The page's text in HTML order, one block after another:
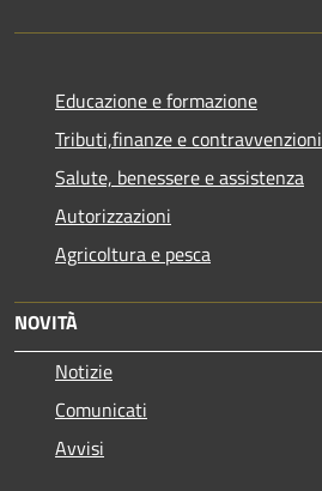
Educazione e formazione
Tributi,finanze e contravvenzioni
Salute, benessere e assistenza
Autorizzazioni
Agricoltura e pesca
NOVITÀ
Notizie
Comunicati
Avvisi